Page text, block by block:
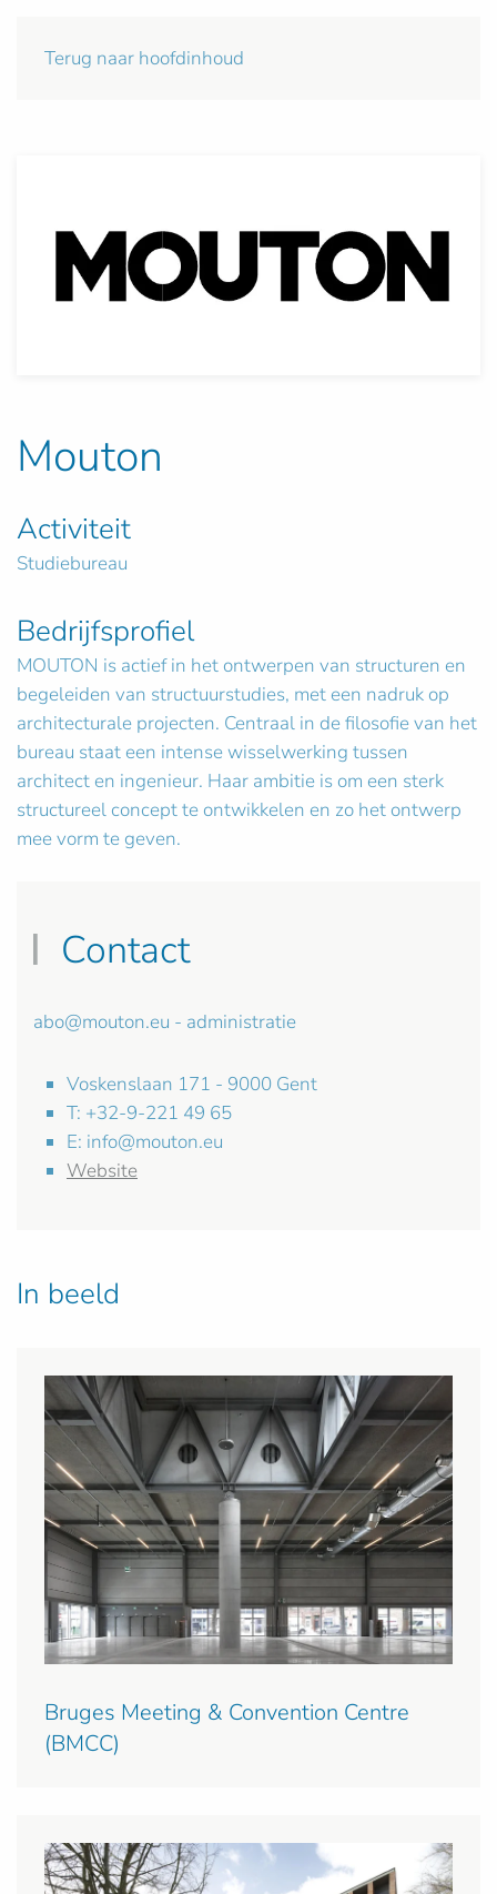
Terug naar hoofdinhoud
Mouton
Activiteit
Studiebureau
Bedrijfsprofiel
MOUTON is actief in het ontwerpen van structuren en
begeleiden van structuurstudies, met een nadruk op
architecturale projecten. Centraal in de filosofie van het
bureau staat een intense wisselwerking tussen
architect en ingenieur. Haar ambitie is om een sterk
structureel concept te ontwikkelen en zo het ontwerp
mee vorm te geven.
Contact
abo@mouton.eu - administratie
Voskenslaan 171 - 9000 Gent
T: +32-9-221 49 65
E: info@mouton.eu
Website
In beeld
Bruges Meeting & Convention Centre
(BMCC)